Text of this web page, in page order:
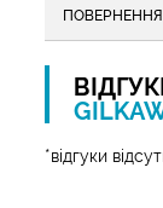
ПОВЕРНЕННЯ
*відгуки